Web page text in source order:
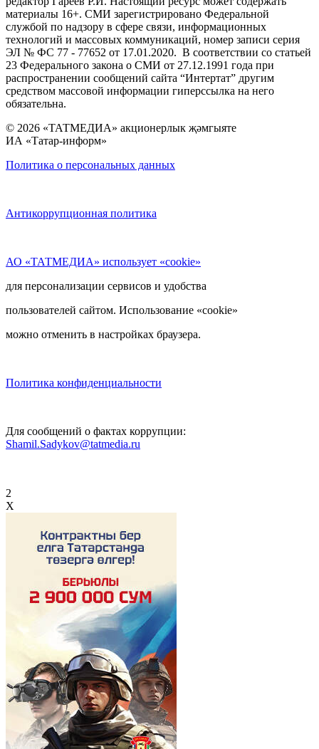
материалы 16+. СМИ зарегистрировано Федеральной
службой по надзору в сфере связи, информационных
технологий и массовых коммуникаций, номер записи серия
ЭЛ № ФС 77 - 77652 от 17.01.2020. В соответствии со статьей
23 Федерального закона о СМИ от 27.12.1991 года при
распространении сообщений сайта “Интертат” другим
средством массовой информации гиперссылка на него
обязательна.
© 2026 «ТАТМЕДИА» акционерлык җәмгыяте
ИА «Татар-информ»
Политика о персональных данных
Антикоррупционная политика
АО «ТАТМЕДИА» использует «cookie»
для персонализации сервисов и удобства
пользователей сайтом. Использование «cookie»
можно отменить в настройках браузера.
Политика конфиденциальности
Для сообщений о фактах коррупции:
Shamil.Sadykov@tatmedia.ru
2
X